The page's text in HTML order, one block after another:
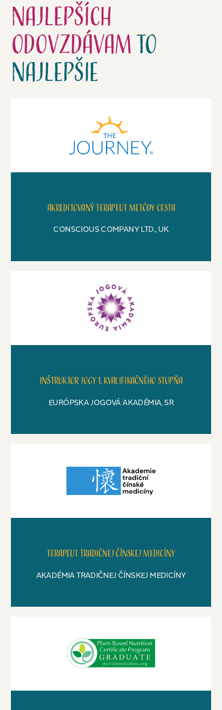
najlepších
odovzdávamto
najlepšie
Akreditovaný terapeut metódy Cesta
CONSCIOUS COMPANY LTD., UK
Inštruktor jogy 1. kvalifikačného stupňa
EURÓPSKA JOGOVÁ AKADÉMIA, SR
Terapeut tradičnej čínskej medicíny
AKADÉMIA TRADIČNEJ ČÍNSKEJ MEDICÍNY